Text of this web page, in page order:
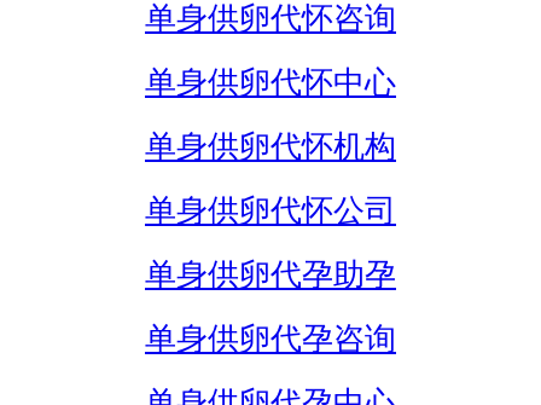
单身供卵代怀咨询
单身供卵代怀中心
单身供卵代怀机构
单身供卵代怀公司
单身供卵代孕助孕
单身供卵代孕咨询